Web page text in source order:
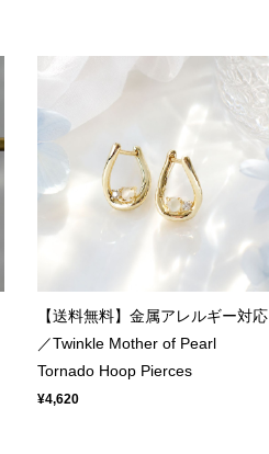
【送料無料】金属アレルギー対応
／Twinkle Mother of Pearl
Tornado Hoop Pierces
¥4,620